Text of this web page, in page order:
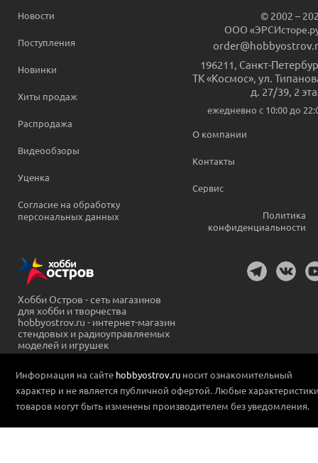
Новости
Поступления
Новинки
Хиты продаж
Распродажа
Видеообзоры
Уценка
Согласие на обработку
персональных данных
© 2002 –
ООО
196211, Санкт-
ТК «Космос», ул.
д. 27/39, 2
ежедневно c 10:00 до
О компании
Контакты
Сервис
Политика
конфиденциальности
Хобби Остров - сеть магазинов
для хобби и творчества
hobbyostrov.ru - интернет-магазин
стендовых и радиоуправляемых
моделей и игрушек
Информация на сайте hobbyostrov.ru носит ознакомительный
характер и не является публичной офертой. Любые
товаров могут быть изменены производителем без уведомления.